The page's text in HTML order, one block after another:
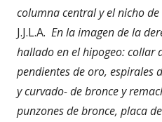
columna central y el nicho
J.J.L.A. En la imagen de la
hallado en el hipogeo: collar
pendientes de oro, espirales
y curvado- de bronce y
punzones de bronce, placa